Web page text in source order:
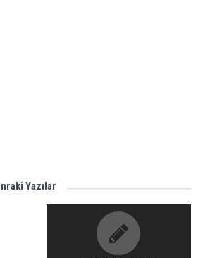
Yazılar